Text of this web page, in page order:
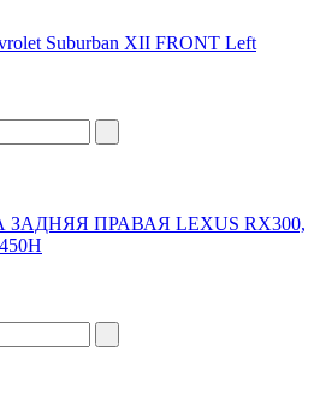
Suburban XII FRONT Left
ПРАВАЯ LEXUS RX300,